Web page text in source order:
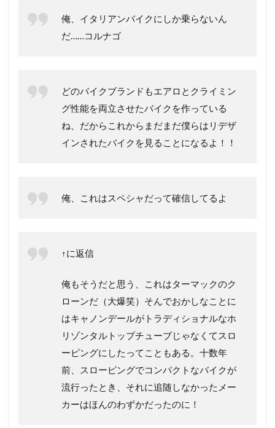
俺、イタリアンバイクにしか乗らないん
だ……コルナゴ
どのバイクブランドもエアロとクライミン
グ性能を両立させたバイクを作っている
ね、だからこれからまだまだ僕らはリデザ
インされたバイクを見ることになるよ！！
俺、これはスペシャだって確信してるよ
↑に返信
俺もそうだと思う、これはターマックのク
ローンだ（大爆笑）そんでおかしなことに
はキャノンデールがトラディショナルなホ
リゾンタルトップチューブじゃなくてスロ
ーピングにしたってこともある。十数年
前、スローピングでコンパクトなバイクが
流行ったとき、それに追随しなかったメー
カーはほんのわずかだったのに！